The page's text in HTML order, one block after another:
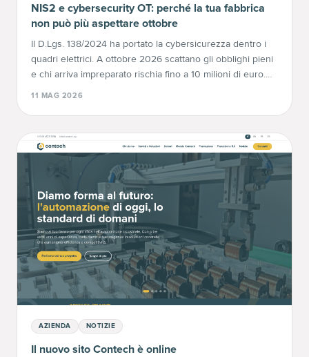
NIS2 e cybersecurity OT: perché la tua fabbrica
non può più aspettare ottobre
Il D.Lgs. 138/2024 ha portato la cybersicurezza dentro i
quadri elettrici. A ottobre 2026 scattano gli obblighi pieni
e chi arriva impreparato rischia fino a 10 milioni di euro.
11 MAG 2026
AZIENDA NOTIZIE
Il nuovo sito Contech è online